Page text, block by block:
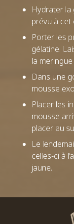
Hydrater la
prévu à cet
Porter les
gélatine.
la
Dans une
mousse
Placer les
mousse
placer au
Le
celles-ci à
jaune.